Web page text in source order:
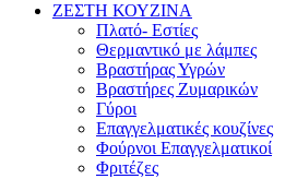
ΖΕΣΤΗ ΚΟΥΖΙΝΑ
Πλατό- Εστίες
Θερμαντικό με λάμπες
Βραστήρας Υγρών
Βραστήρες Ζυμαρικών
Γύροι
Επαγγελματικές κουζίνες
Φούρνοι Επαγγελματικοί
Φριτέζες